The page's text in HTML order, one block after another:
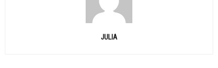
JULIA